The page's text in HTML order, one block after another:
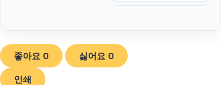
좋아요 0 싫어요 0
인쇄